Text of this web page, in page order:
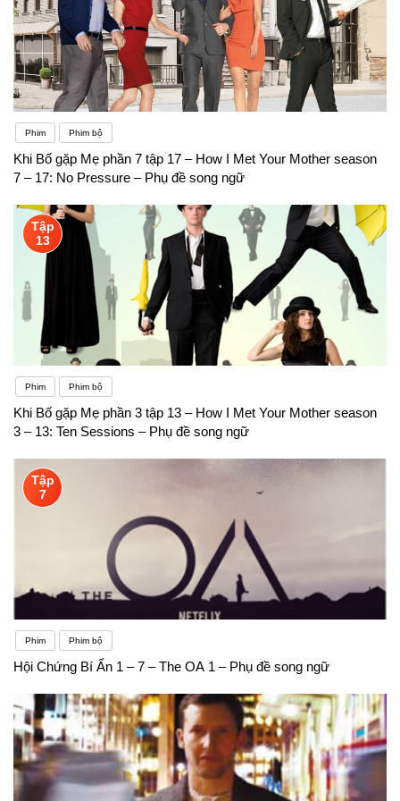
Phim Phim bộ
Khi Bố gặp Mẹ phần 7 tập 17 – How I Met Your Mother season
7 – 17: No Pressure – Phụ đề song ngữ
Tập
13
Phim Phim bộ
Khi Bố gặp Mẹ phần 3 tập 13 – How I Met Your Mother season
3 – 13: Ten Sessions – Phụ đề song ngữ
Tập
7
Phim Phim bộ
Hội Chứng Bí Ẩn 1 – 7 – The OA 1 – Phụ đề song ngữ